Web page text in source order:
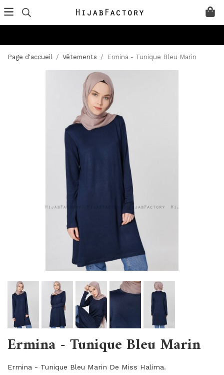
Page d'accueil / Vêtements / Ermina - Tunique Bleu Marin
Ermina - Tunique Bleu Marin
Ermina - Tunique Bleu Marin De Miss Halima.